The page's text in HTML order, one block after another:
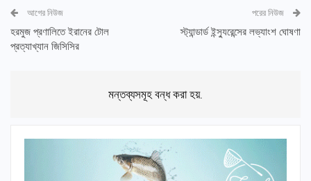
আগের নিউজ
হরমুজ প্রণালিতে ইরানের টোল
প্রত্যাখ্যান জিসিসির
পরের নিউজ
স্ট্যান্ডার্ড ইন্স্যুরেন্সের লভ্যাংশ ঘোষণা
মন্তব্যসমূহ বন্ধ করা হয়.